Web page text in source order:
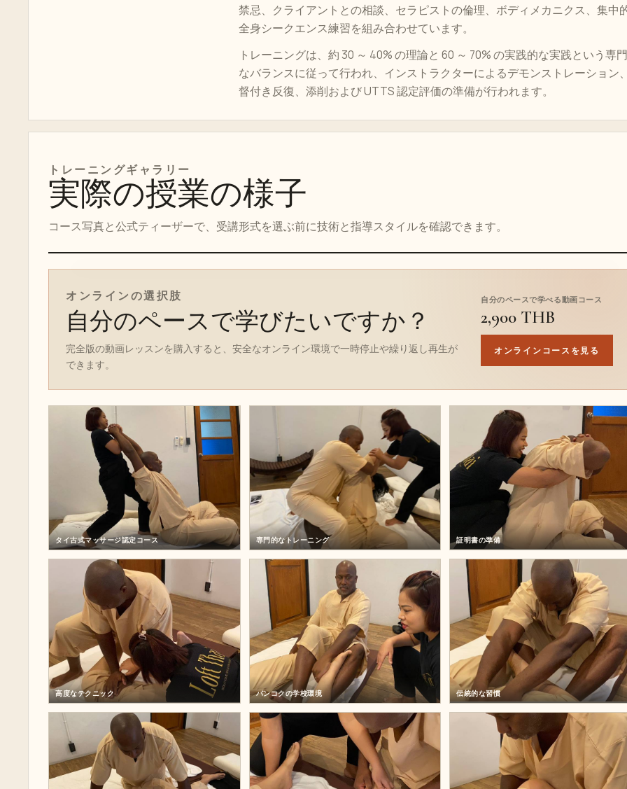
禁忌、クライアントとの相談、セラピストの倫理、ボディメカニクス、集中
全身シークエンス練習を組み合わせています。
トレーニングは、約 30 ～ 40% の理論と 60 ～ 70% の実践的な実践という専
なバランスに従って行われ、インストラクターによるデモンストレーション
督付き反復、添削および UTTS 認定評価の準備が行われます。
トレーニングギャラリー
実際の授業の様子
コース写真と公式ティーザーで、受講形式を選ぶ前に技術と指導スタイルを確認できます。
オンラインコースのティーザー
オンラインの選択肢
自分のペースで学びたいですか？
完全版の動画レッスンを購入すると、安全なオンライン環境で一時停止や繰り返し再生が
できます。
自分のペースで学べる動画コース
2,900 THB
オンラインコースを見る
タイ古式マッサージ認定コース 専門的なトレーニング 証明書の準備
高度なテクニック バンコクの学校環境 伝統的な習慣